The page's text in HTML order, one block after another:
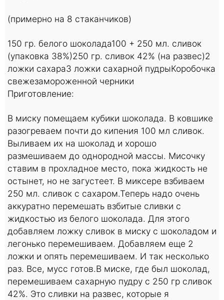
(примерно на 8 стаканчиков)
150 гр. белого шоколада100 + 250 мл. сливок
(упаковка 38%)250 гр. сливок 42% (на развес)2
ложки сахара3 ложки сахарной пудрыКоробочка
свежезамороженной черники
Приготовление:
В миску помещаем кубики шоколада. В ковшике
разогреваем почти до кипения 100 мл сливок.
Выливаем их на шоколад и хорошо
размешиваем до однородной массы. Мисочку
ставим в прохладное место, пока жидкость не
остынет, но не загустеет. В миксере взбиваем
250 мл. сливок с сахаром.Теперь надо очень
аккуратно перемешать взбитые сливки с
жидкостью из белого шоколада. Для этого
добавляем ложку сливок в миску с шоколадом и
легонько перемешиваем. Добавляем еще 2
ложки и опять перемешиваем. И так несколько
раз. Все, мусс готов.В миске, где был шоколад,
перемешиваем сахарную пудру с 250 гр сливок
42%. Это сливки на развес, которые я